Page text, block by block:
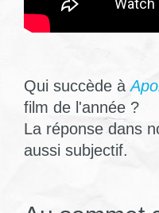
Qui succède à
film de l'année ?
La réponse dans
aussi subjectif.